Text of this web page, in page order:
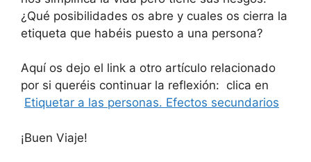
¿Qué posibilidades os abre y cuales os cierra la
etiqueta que habéis puesto a una persona?
Aquí os dejo el link a otro artículo relacionado
por si queréis continuar la reflexión: clica en
Etiquetar a las personas. Efectos secundarios
¡Buen Viaje!